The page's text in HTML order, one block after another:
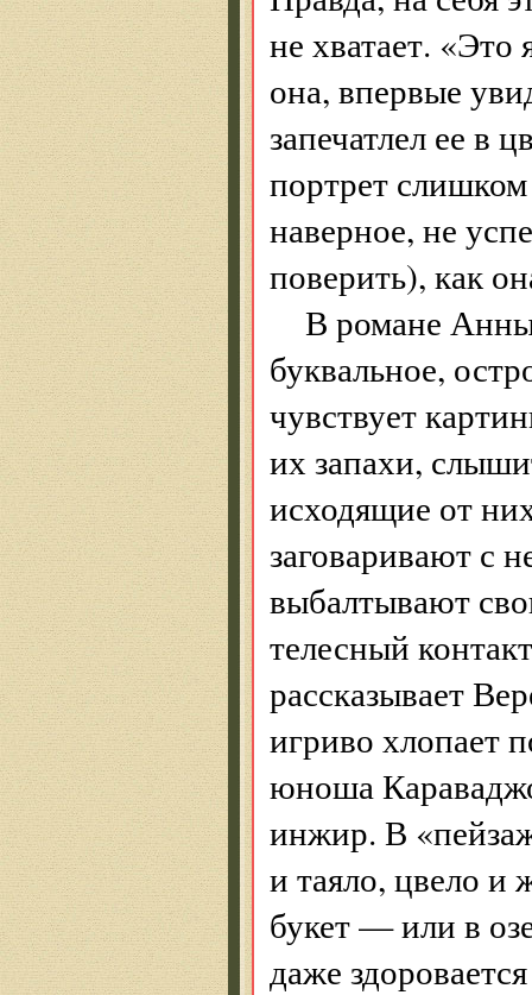
не хватает.
она, впервые
запечатлел ее в
портрет
наверное, не
поверить), как
В романе
буквальное,
чувствует
их запахи,
исходящие от
заговаривают с
выбалтывают
телесный
рассказывает
игриво хлопает
юноша
инжир. В
и таяло, цвело и
букет — или в
даже